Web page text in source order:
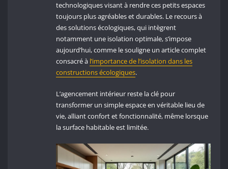
technologiques visant à rendre ces petits espaces
toujours plus agréables et durables. Le recours à
des solutions écologiques, qui intègrent
notamment une isolation optimale, s’impose
aujourd’hui, comme le souligne un article complet
consacré à l’importance de l’isolation dans les
constructions écologiques.
L’agencement intérieur reste la clé pour
transformer un simple espace en véritable lieu de
vie, alliant confort et fonctionnalité, même lorsque
la surface habitable est limitée.